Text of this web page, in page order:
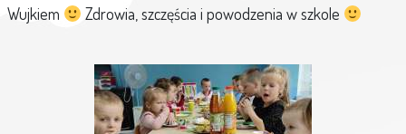
Wujkiem
Zdrowia, szczęścia i powodzenia w szkole